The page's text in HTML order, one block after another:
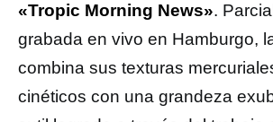
«Tropic Morning News».
grabada en vivo en Hamburgo,
combina sus texturas
cinéticos con una grandeza